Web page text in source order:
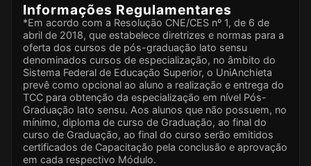
Informações Regulamentares
*Em acordo com a Resolução CNE/CES nº 1, de 6 de
abril de 2018, que estabelece diretrizes e normas para a
oferta dos cursos de pós-graduação lato sensu
denominados cursos de especialização, no âmbito do
Sistema Federal de Educação Superior, o UniAnchieta
prevê como opcional ao aluno a realização e entrega do
TCC para obtenção da especialização em nível Pós-
Graduação lato sensu. Aos alunos que não possuem, no
mínimo, diploma de curso de Graduação, ao final do
curso de Graduação, ao final do curso serão emitidos
certificados de Capacitação pela conclusão e aprovação
em cada respectivo Módulo.